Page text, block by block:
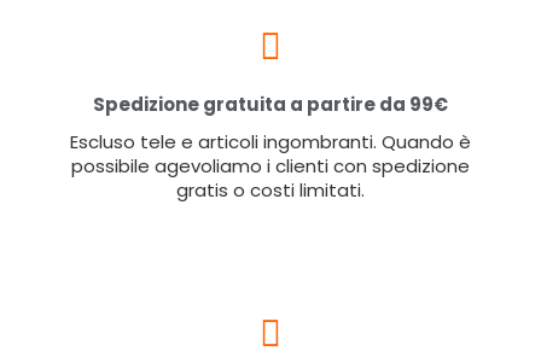
Spedizione gratuita a partire da 99€
Escluso tele e articoli ingombranti. Quando è
possibile agevoliamo i clienti con spedizione
gratis o costi limitati.